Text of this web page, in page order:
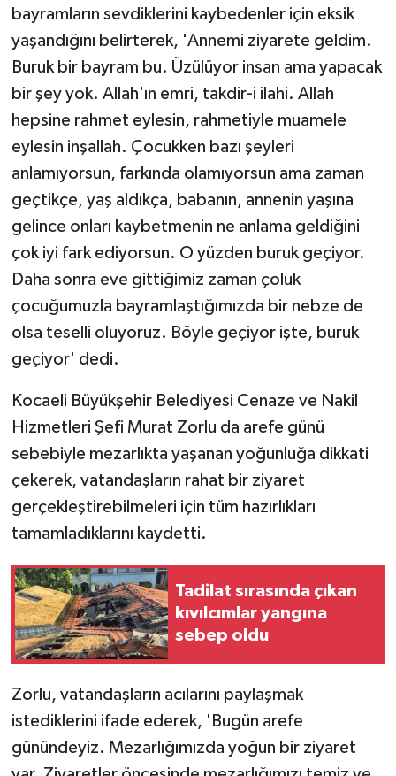
bayramların sevdiklerini kaybedenler için eksik
yaşandığını belirterek, 'Annemi ziyarete geldim.
Buruk bir bayram bu. Üzülüyor insan ama yapacak
bir şey yok. Allah'ın emri, takdir-i ilahi. Allah
hepsine rahmet eylesin, rahmetiyle muamele
eylesin inşallah. Çocukken bazı şeyleri
anlamıyorsun, farkında olamıyorsun ama zaman
geçtikçe, yaş aldıkça, babanın, annenin yaşına
gelince onları kaybetmenin ne anlama geldiğini
çok iyi fark ediyorsun. O yüzden buruk geçiyor.
Daha sonra eve gittiğimiz zaman çoluk
çocuğumuzla bayramlaştığımızda bir nebze de
olsa teselli oluyoruz. Böyle geçiyor işte, buruk
geçiyor' dedi.
Kocaeli Büyükşehir Belediyesi Cenaze ve Nakil
Hizmetleri Şefi Murat Zorlu da arefe günü
sebebiyle mezarlıkta yaşanan yoğunluğa dikkati
çekerek, vatandaşların rahat bir ziyaret
gerçekleştirebilmeleri için tüm hazırlıkları
tamamladıklarını kaydetti.
Tadilat sırasında çıkan
kıvılcımlar yangına
sebep oldu
Zorlu, vatandaşların acılarını paylaşmak
istediklerini ifade ederek, 'Bugün arefe
günündeyiz. Mezarlığımızda yoğun bir ziyaret